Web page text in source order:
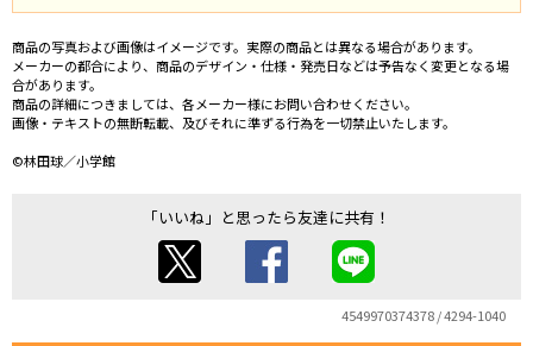
商品の写真および画像はイメージです。実際の商品とは異なる場合があります。
メーカーの都合により、商品のデザイン・仕様・発売日などは予告なく変更となる場
合があります。
商品の詳細につきましては、各メーカー様にお問い合わせください。
画像・テキストの無断転載、及びそれに準ずる行為を一切禁止いたします。
©林田球／小学館
「いいね」と思ったら友達に共有！
4549970374378 / 4294-1040